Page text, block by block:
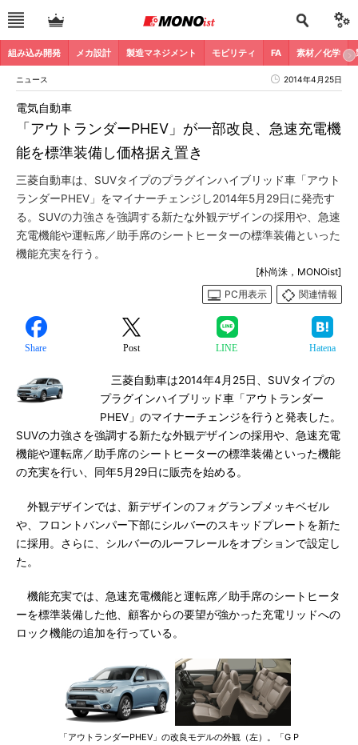
組み込み開発 メカ設計 製造マネジメント モビリティ FA 素材／化学
ニュース 2014年4月25日
「アウトランダーPHEV」が一部改良、急速充電機
能を標準装備し価格据え置き
電気自動車
三菱自動車は、SUVタイプのプラグインハイブリッド車「アウト
ランダーPHEV」をマイナーチェンジし2014年5月29日に発売す
る。SUVの力強さを強調する新たな外観デザインの採用や、急速
充電機能や運転席／助手席のシートヒーターの標準装備といった
機能充実を行う。
[朴尚洙，MONOist]
PC用表示
関連情報
Share Post LINE Hatena
三菱自動車は2014年4月25日、SUVタイプの
プラグインハイブリッド車「アウトランダー
PHEV」のマイナーチェンジを行うと発表した。
SUVの力強さを強調する新たな外観デザインの採用や、急速充電
機能や運転席／助手席のシートヒーターの標準装備といった機能
の充実を行い、同年5月29日に販売を始める。
外観デザインでは、新デザインのフォグランプメッキベゼル
や、フロントバンパー下部にシルバーのスキッドプレートを新た
に採用。さらに、シルバーのルーフレールをオプションで設定し
た。
機能充実では、急速充電機能と運転席／助手席のシートヒータ
ーを標準装備した他、顧客からの要望が強かった充電リッドへの
ロック機能の追加を行っている。
「アウトランダーPHEV」の改良モデルの外観（左）。「G P